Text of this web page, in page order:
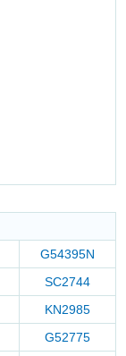
G54395N
SC2744
KN2985
G52775